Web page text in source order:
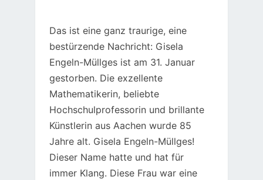
Das ist eine ganz traurige, eine
bestürzende Nachricht: Gisela
Engeln-Müllges ist am 31. Januar
gestorben. Die exzellente
Mathematikerin, beliebte
Hochschulprofessorin und brillante
Künstlerin aus Aachen wurde 85
Jahre alt. Gisela Engeln-Müllges!
Dieser Name hatte und hat für
immer Klang. Diese Frau war eine